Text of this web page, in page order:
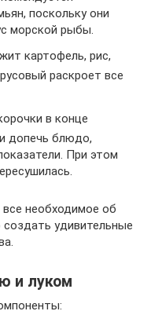
поскольку они
морской рыбы.
картофель, рис,
раскроет все
в конце
допечь блюдо,
При этом
необходимое об
создать удивительные
и луком